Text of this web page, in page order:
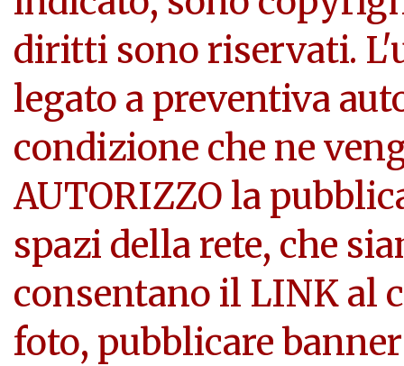
diritti sono riservati.
legato a preventiva
condizione che ne
AUTORIZZO la
spazi della rete, che
consentano il LINK al
foto, pubblicare